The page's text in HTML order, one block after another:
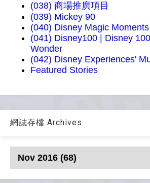
(038) 商場推廣項目
(039) Mickey 90
(040) Disney Magic Moments
(041) Disney100 | Disney
Wonder
(042) Disney Experiences'
Featured Stories
網誌存檔 Archives